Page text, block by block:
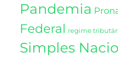
Pandemia
Federal regime
Simples